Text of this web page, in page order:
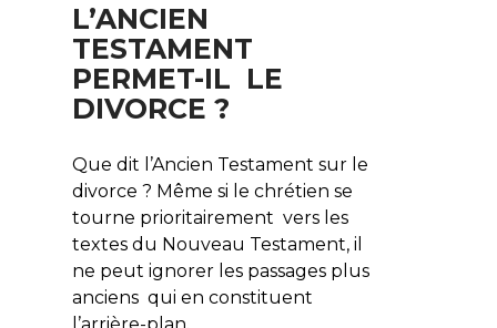
L’ANCIEN
TESTAMENT
PERMET-IL LE
DIVORCE ?
Que dit l’Ancien Testament sur le
divorce ? Même si le chrétien se
tourne prioritairement vers les
textes du Nouveau Testament, il
ne peut ignorer les passages plus
anciens qui en constituent